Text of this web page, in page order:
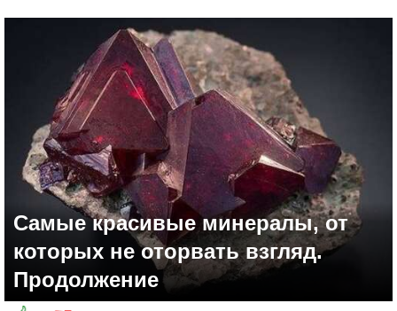
+12
Самые красивые минералы, от
которых не оторвать взгляд.
Продолжение